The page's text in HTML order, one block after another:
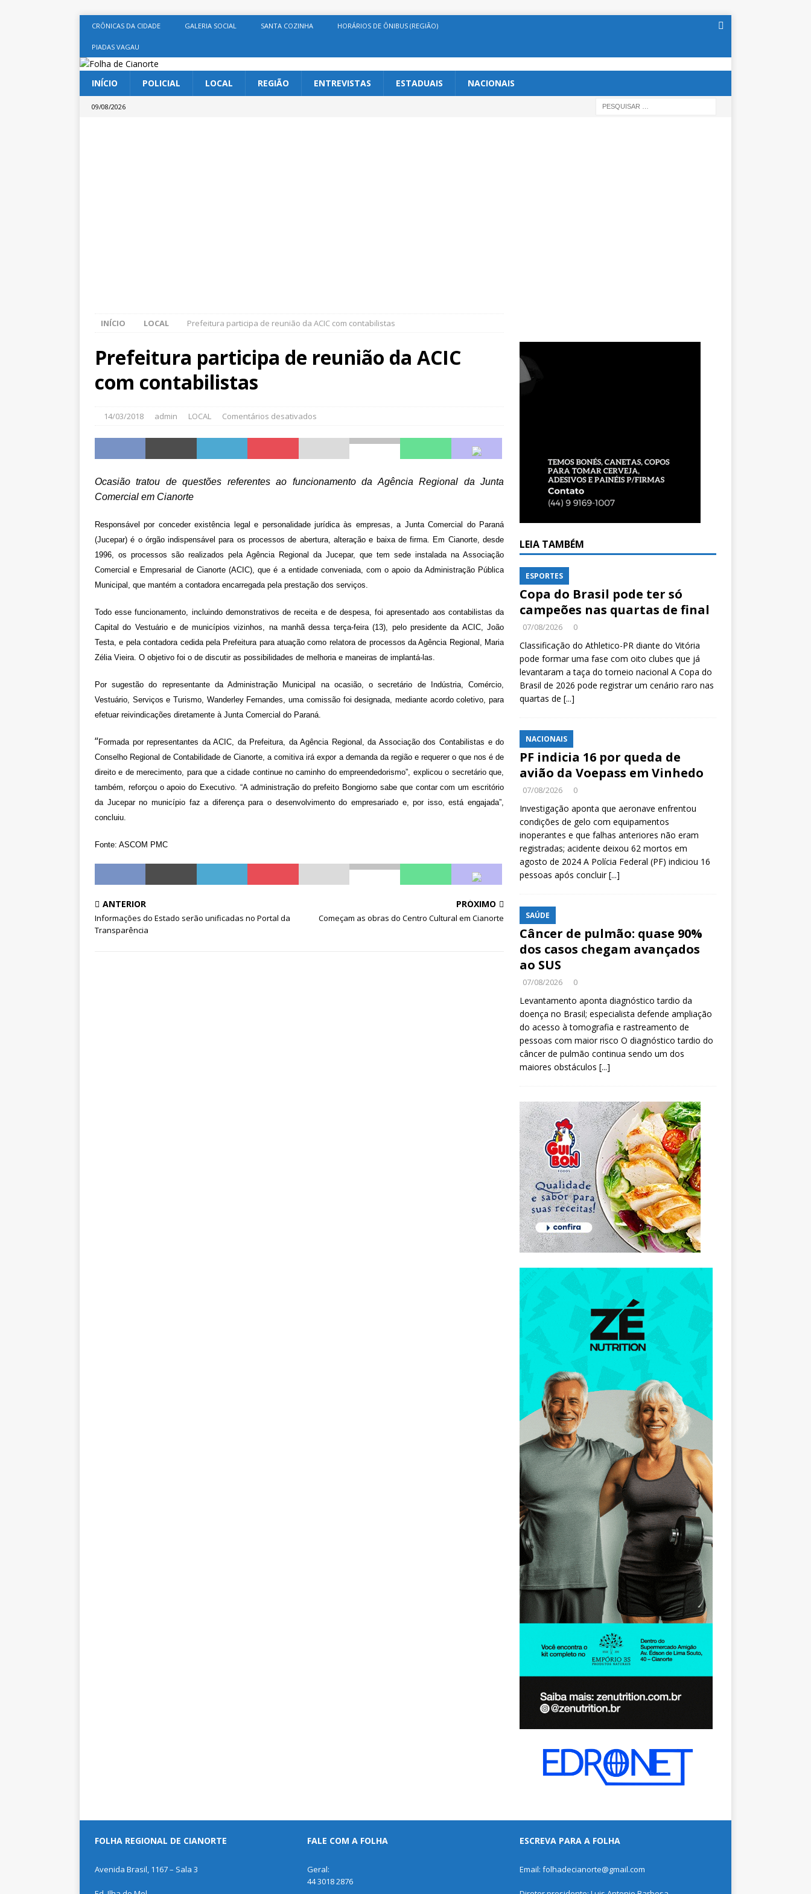
CRÔNICAS DA CIDADE GALERIA SOCIAL SANTA COZINHA HORÁRIOS DE ÔNIBUS (REGIÃO)
PIADAS VAGAU
INÍCIO POLICIAL LOCAL REGIÃO ENTREVISTAS ESTADUAIS NACIONAIS
09/08/2026
INÍCIO LOCAL Prefeitura participa de reunião da ACIC com contabilistas
Prefeitura participa de reunião da ACIC
com contabilistas
14/03/2018 admin LOCAL Comentários desativados
Ocasião tratou de questões referentes ao funcionamento da Agência Regional da Junta
Comercial em Cianorte
Responsável por conceder existência legal e personalidade jurídica às empresas, a Junta Comercial do Paraná
(Jucepar) é o órgão indispensável para os processos de abertura, alteração e baixa de firma. Em Cianorte, desde
1996, os processos são realizados pela Agência Regional da Jucepar, que tem sede instalada na Associação
Comercial e Empresarial de Cianorte (ACIC), que é a entidade conveniada, com o apoio da Administração Pública
Municipal, que mantém a contadora encarregada pela prestação dos serviços.
Todo esse funcionamento, incluindo demonstrativos de receita e de despesa, foi apresentado aos contabilistas da
Capital do Vestuário e de municípios vizinhos, na manhã dessa terça-feira (13), pelo presidente da ACIC, João
Testa, e pela contadora cedida pela Prefeitura para atuação como relatora de processos da Agência Regional, Maria
Zélia Vieira. O objetivo foi o de discutir as possibilidades de melhoria e maneiras de implantá-las.
Por sugestão do representante da Administração Municipal na ocasião, o secretário de Indústria, Comércio,
Vestuário, Serviços e Turismo, Wanderley Fernandes, uma comissão foi designada, mediante acordo coletivo, para
efetuar reivindicações diretamente à Junta Comercial do Paraná.
“Formada por representantes da ACIC, da Prefeitura, da Agência Regional, da Associação dos Contabilistas e do
Conselho Regional de Contabilidade de Cianorte, a comitiva irá expor a demanda da região e requerer o que nos é de
direito e de merecimento, para que a cidade continue no caminho do empreendedorismo”, explicou o secretário que,
também, reforçou o apoio do Executivo. “A administração do prefeito Bongiorno sabe que contar com um escritório
da Jucepar no município faz a diferença para o desenvolvimento do empresariado e, por isso, está engajada”,
concluiu.
Fonte: ASCOM PMC
ANTERIOR
Informações do Estado serão unificadas no Portal da
Transparência
PRÓXIMO
Começam as obras do Centro Cultural em Cianorte
LEIA TAMBÉM
ESPORTES
Copa do Brasil pode ter só
campeões nas quartas de final
07/08/2026 0
Classificação do Athletico-PR diante do Vitória
pode formar uma fase com oito clubes que já
levantaram a taça do torneio nacional A Copa do
Brasil de 2026 pode registrar um cenário raro nas
quartas de [...]
NACIONAIS
PF indicia 16 por queda de
avião da Voepass em Vinhedo
07/08/2026 0
Investigação aponta que aeronave enfrentou
condições de gelo com equipamentos
inoperantes e que falhas anteriores não eram
registradas; acidente deixou 62 mortos em
agosto de 2024 A Polícia Federal (PF) indiciou 16
pessoas após concluir[...]
SAÚDE
Câncer de pulmão: quase 90%
dos casos chegam avançados
ao SUS
07/08/2026 0
Levantamento aponta diagnóstico tardio da
doença no Brasil; especialista defende ampliação
do acesso à tomografia e rastreamento de
pessoas com maior risco O diagnóstico tardio do
câncer de pulmão continua sendo um dos
maiores obstáculos [...]
FOLHA REGIONAL DE CIANORTE
Avenida Brasil, 1167 – Sala 3
FALE COM A FOLHA
Geral:
44 3018 2876
ESCREVA PARA A FOLHA
Email: folhadecianorte@gmail.com